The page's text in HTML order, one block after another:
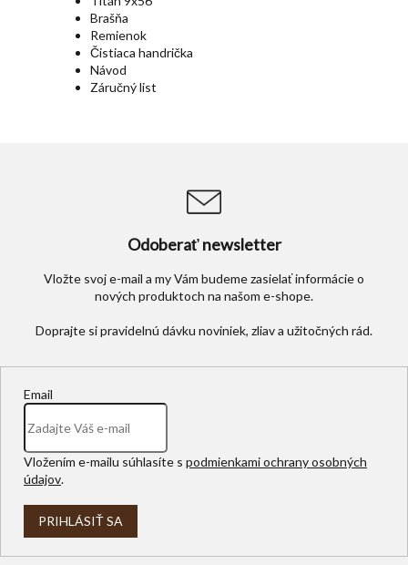
Brašňa
Remienok
Čistiaca handrička
Návod
Záručný list
Odoberať newsletter
Vložte svoj e-mail a my Vám budeme zasielať informácie o
nových produktoch na našom e-shope.
Email
Vložením e-mailu súhlasíte s podmienkami ochrany osobných
údajov.
PRIHLÁSIŤ SA